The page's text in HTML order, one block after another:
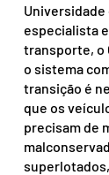
Universidade
especialista
transporte, o
o sistema
transição é
que os
precisam de